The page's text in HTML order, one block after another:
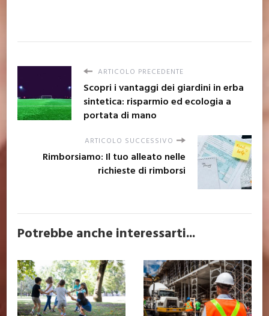
ARTICOLO PRECEDENTE
Scopri i vantaggi dei giardini in erba
sintetica: risparmio ed ecologia a
portata di mano
ARTICOLO SUCCESSIVO
Rimborsiamo: Il tuo alleato nelle
richieste di rimborsi
Potrebbe anche interessarti...